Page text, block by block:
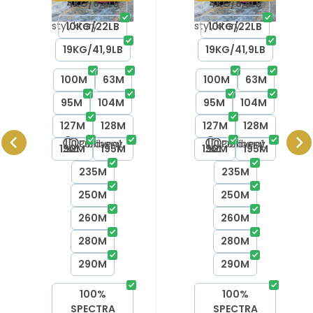
edition
4KG/8,8LB
10KG/22LB
19KG/41,9LB
100M
63M
95M
104M
127M
128M
190M
195M
235M
250M
260M
280M
290M
100%
SPECTRA
Oblíbený
Porovnat
Pink – výkon a
styl, který
vynikne Šňůra,
která drží a
zároveň zaujme
– jasně lenti
edition
4KG/8,8LB
10KG/22LB
19KG/41,9LB
100M
63M
95M
104M
127M
128M
190M
195M
235M
250M
260M
280M
290M
100%
SPECTRA
Oblíbený
Porovnat
Pink – výkon a
styl, který
vynikne Šňůra,
která drží a
zároveň zaujme
– jasně lenti